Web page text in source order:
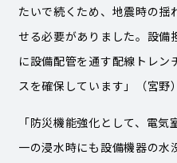
たいで続くため、地震時の揺
せる必要がありました。設備
に設備配管を通す配線トレン
スを確保しています」（宮野）
「防災機能強化として、電
一の浸水時にも設備機器の水